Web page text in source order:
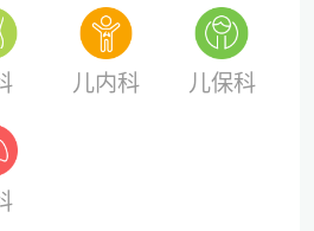
儿内科 儿保科